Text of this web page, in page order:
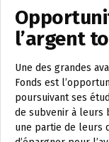
l’argent
Une des grandes
Fonds est
poursuivant ses
de subvenir à leurs
une partie de leurs